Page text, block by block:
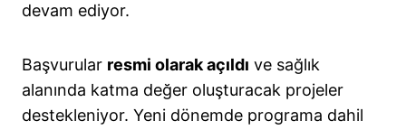
devam ediyor.
Başvurular resmi olarak açıldı ve sağlık
alanında katma değer oluşturacak projeler
destekleniyor. Yeni dönemde programa dahil